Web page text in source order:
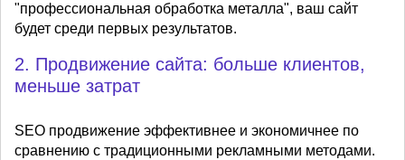
"профессиональная обработка металла", ваш сайт
будет среди первых результатов.
2. Продвижение сайта: больше клиентов,
меньше затрат
SEO продвижение эффективнее и экономичнее по
сравнению с традиционными рекламными методами.